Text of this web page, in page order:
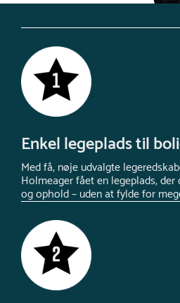
Enkel legeplads til
Med få, nøje udvalgte
Holmeager fået en legeplads,
og ophold – uden at fylde for